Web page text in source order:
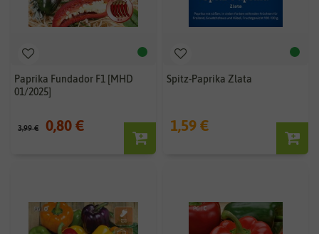
Paprika Fundador F1 [MHD
01/2025]
3,99 € 0,80 €
Spitz-Paprika Zlata
1,59 €